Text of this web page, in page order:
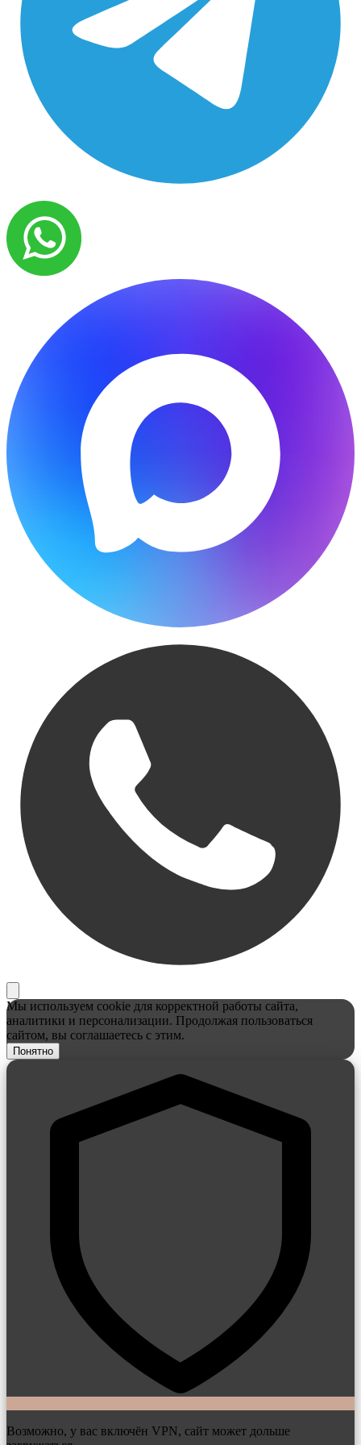
Мы используем cookie для корректной работы сайта,
аналитики и персонализации. Продолжая пользоваться
сайтом, вы соглашаетесь с этим.
Понятно
Возможно, у вас включён VPN, сайт может дольше